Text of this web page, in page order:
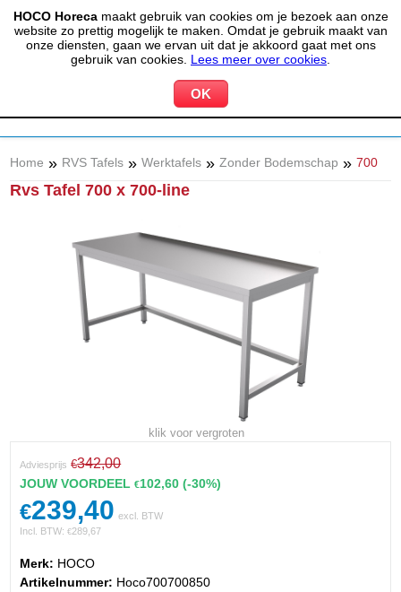
HOCO Horecamaakt gebruik van cookies om je bezoek aan onze
website zo prettig mogelijk te maken. Omdat je gebruik maakt van
onze diensten, gaan we ervan uit dat je akkoord gaat met ons
gebruik van cookies. Lees meer over cookies
(020) 497 6325 info@hocohoreca.nl
MIJN ACCOUNT 0 WINKELWAGEN
Home » RVS Tafels » Werktafels » Zonder Bodemschap » 700
Rvs Tafel 700 x 700-line
klik voor vergroten
Adviesprijs €342,00
JOUW VOORDEEL€102,60 (-30%)
€239,40 excl. BTW
Incl. BTW:€289,67
Merk: HOCO
Artikelnummer: Hoco700700850